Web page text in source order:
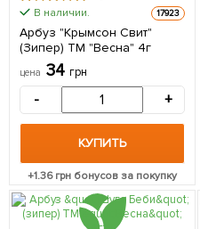
В наличии. 17923
Арбуз "Крымсон Свит"
(Зипер) ТМ "Весна" 4г
цена 34 грн
- +
КУПИТЬ
+1.36грн бонусов за покупку